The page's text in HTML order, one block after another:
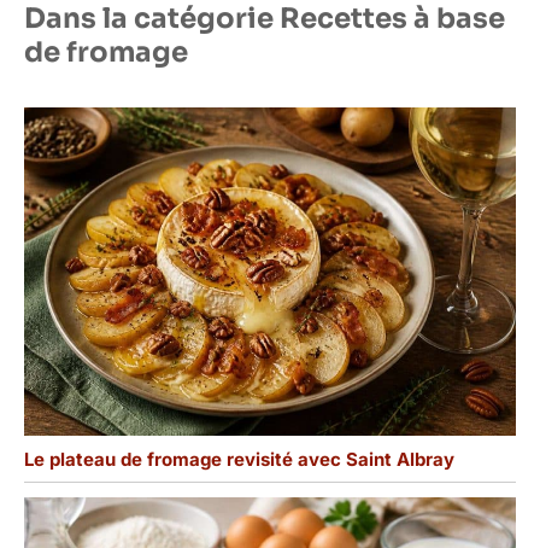
Dans la catégorie Recettes à base
de fromage
Le plateau de fromage revisité avec Saint Albray